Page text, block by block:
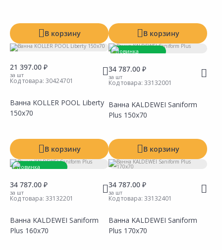
В корзину В корзину
21 397.00 ₽
за шт
Код товара: 30424701
Ванна KOLLER POOL Liberty
150x70
В корзину
Новинка
34 787.00 ₽
за шт
Код товара: 33132001
Ванна KALDEWEI Saniform
Plus 150х70
В корзину
Новинка
34 787.00 ₽
за шт
Код товара: 33132201
Ванна KALDEWEI Saniform
Plus 160х70
34 787.00 ₽
за шт
Код товара: 33132401
Ванна KALDEWEI Saniform
Plus 170х70